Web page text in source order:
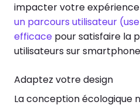
impacter votre expérience
un parcours utilisateur
efficace pour satisfaire la
utilisateurs sur
Adaptez votre design
La conception écologique